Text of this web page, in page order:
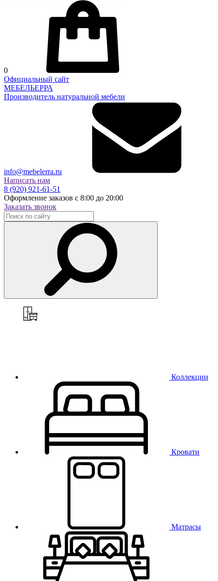
0
Официальный сайт
МЕБЕЛЬЕРРА
Производитель натуральной мебели
info@mebelerra.ru
Написать нам
8 (920) 921-61-51
Оформление заказов с 8:00 до 20:00
Заказать звонок
Коллекции
Кровати
Матрасы